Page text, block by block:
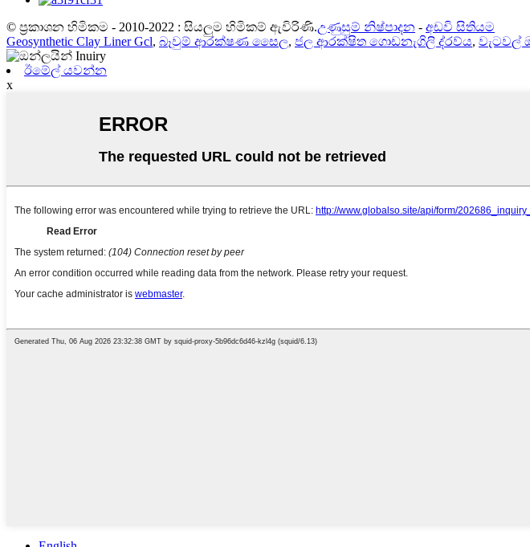
© ප්‍රකාශන හිමිකම - 2010-2022 : සියලුම හිමිකම් ඇවිරිණි.උණුසුම් නිෂ්පාදන - අඩවි සිතියම
Geosynthetic Clay Liner Gcl, බෑවුම් ආරක්ෂණ සෛල, ජල ආරක්ෂිත ගොඩනැගිලි ද්රව්ය, වැටවල්
ඊමේල් යවන්න
x